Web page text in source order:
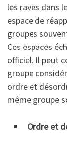
les raves dans
espace de
groupes
Ces espaces
officiel. Il peut
groupe
ordre et
même groupe
Ordre et